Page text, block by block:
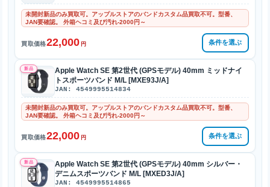
未開封新品のみ買取可。アップルストアのバンドカスタム品買取不可。型番、
JAN要確認。 外箱ヘコミ及び汚れ-2000円～
買取価格22,000 円 条件を選ぶ
新品
Apple Watch SE 第2世代 (GPSモデル) 40mm ミッドナイ
トスポーツバンド M/L [MXE93J/A]
JAN: 4549995514834
未開封新品のみ買取可。アップルストアのバンドカスタム品買取不可。型番、
JAN要確認。 外箱ヘコミ及び汚れ-2000円～
買取価格22,000 円 条件を選ぶ
新品
Apple Watch SE 第2世代 (GPSモデル) 40mm シルバー・
デニムスポーツバンド M/L [MXED3J/A]
JAN: 4549995514865